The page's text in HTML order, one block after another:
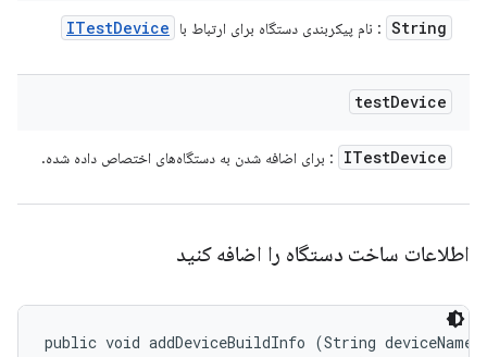
String : نام پیکربندی دستگاه برای ارتباط با ITestDevice
testDevice
ITestDevice : برای اضافه شدن به دستگاه‌های اختصاص داده شده.
اطلاعات ساخت دستگاه را اضافه کنید
public void addDeviceBuildInfo (String